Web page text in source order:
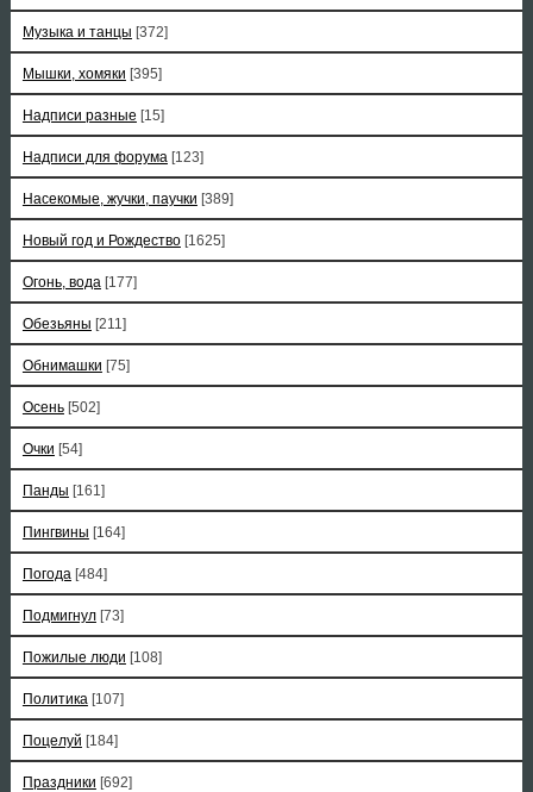
Музыка и танцы [372]
Мышки, хомяки [395]
Надписи разные [15]
Надписи для форума [123]
Насекомые, жучки, паучки [389]
Новый год и Рождество [1625]
Огонь, вода [177]
Обезьяны [211]
Обнимашки [75]
Осень [502]
Очки [54]
Панды [161]
Пингвины [164]
Погода [484]
Подмигнул [73]
Пожилые люди [108]
Политика [107]
Поцелуй [184]
Праздники [692]